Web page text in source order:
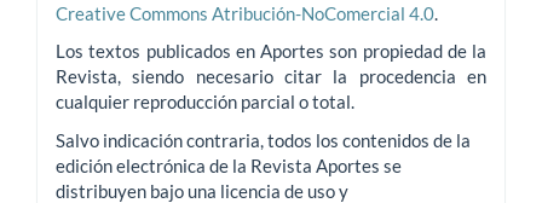
Creative Commons Atribución-NoComercial 4.0
Los textos publicados en Aportes son propiedad de la
Revista, siendo necesario citar la procedencia en
cualquier reproducción parcial o total.
Salvo indicación contraria, todos los contenidos de la
edición electrónica de la Revista Aportes se
distribuyen bajo una licencia de uso y